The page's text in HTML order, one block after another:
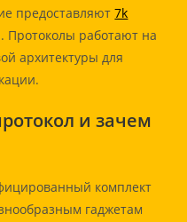
предоставляют7k
Протоколы работают на
архитектуры для
и зачем
комплект
гаджетам